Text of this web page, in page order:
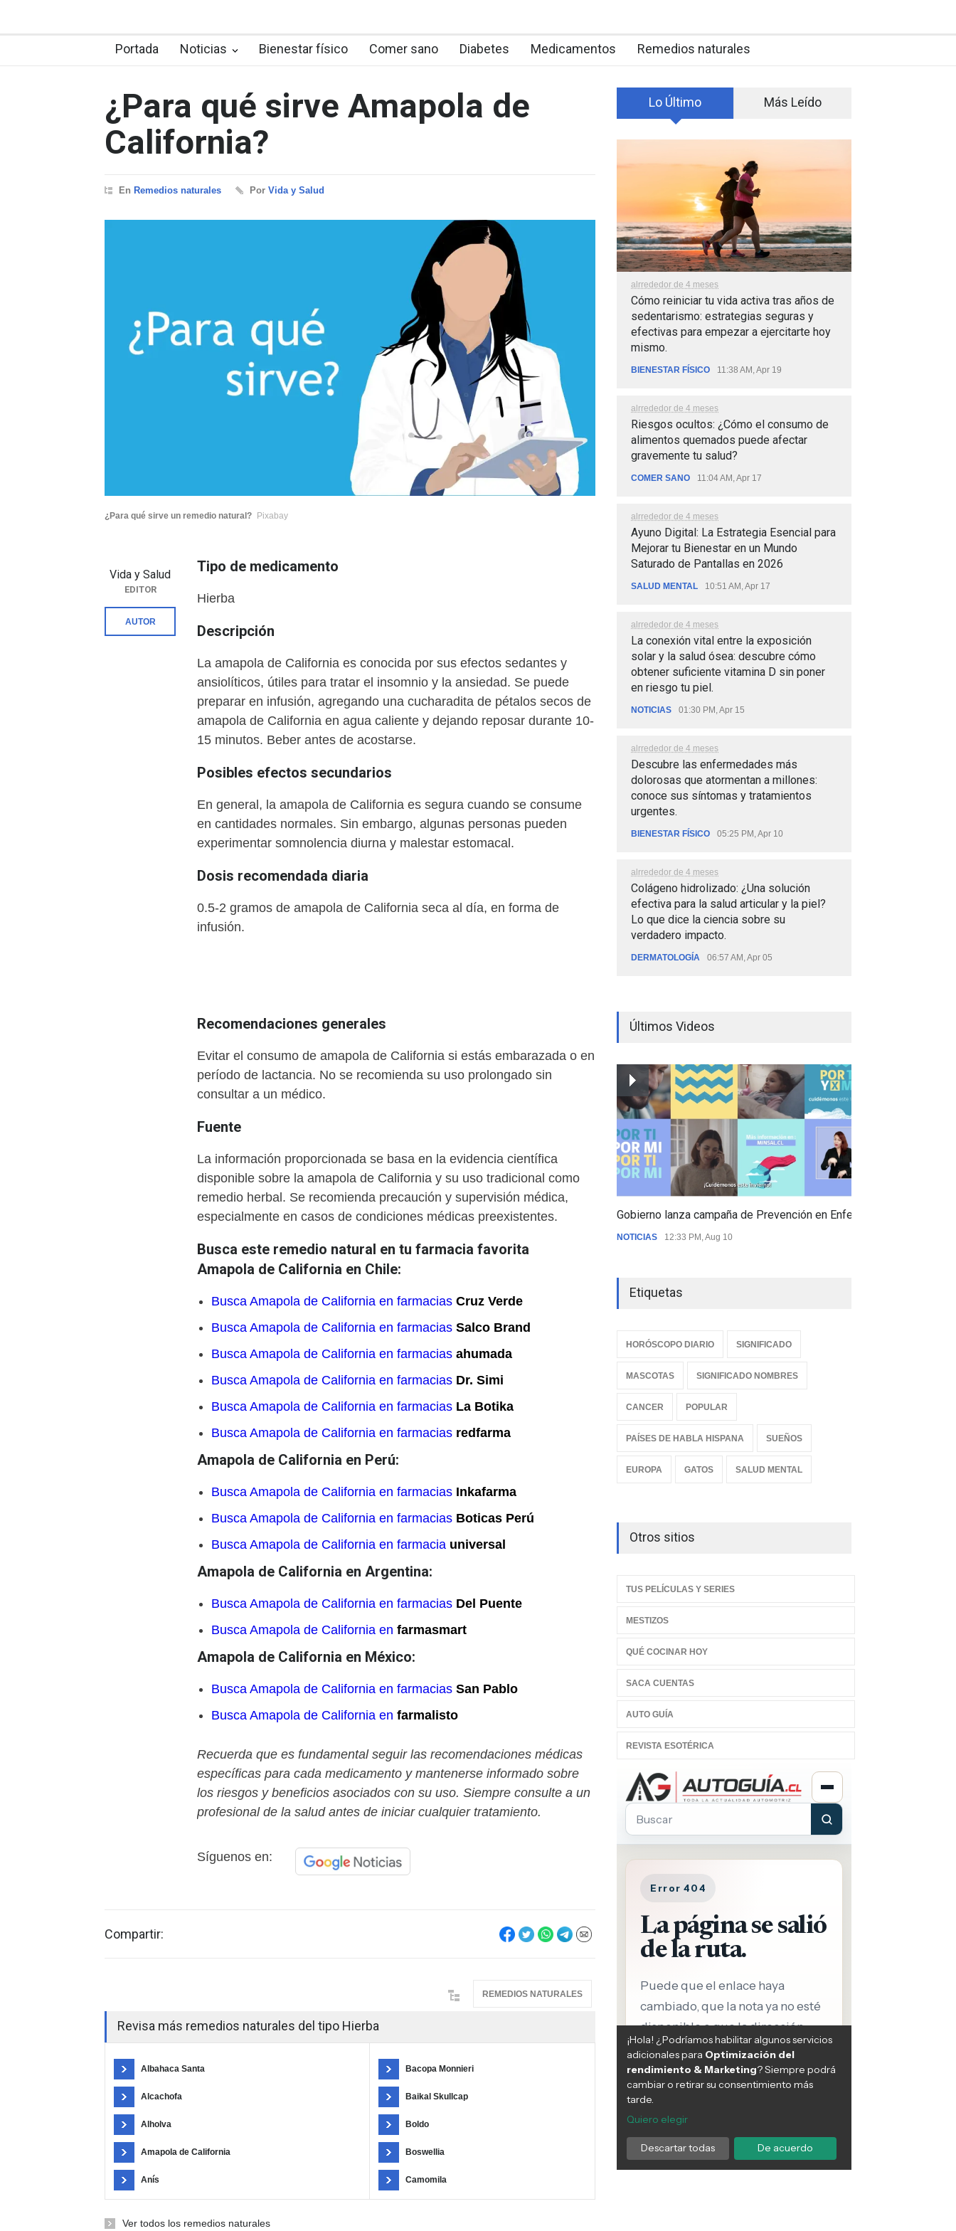
Portada Noticias Bienestar físico Comer sano Diabetes Medicamentos Remedios naturales
¿Para qué sirve Amapola de
California?
En Remedios naturales Por Vida y Salud
¿Para qué sirve un remedio natural? Pixabay
Tipo de medicamento
Hierba
Descripción
La amapola de California es conocida por sus efectos sedantes y
ansiolíticos, útiles para tratar el insomnio y la ansiedad. Se puede
preparar en infusión, agregando una cucharadita de pétalos secos de
amapola de California en agua caliente y dejando reposar durante 10-
15 minutos. Beber antes de acostarse.
Posibles efectos secundarios
En general, la amapola de California es segura cuando se consume
en cantidades normales. Sin embargo, algunas personas pueden
experimentar somnolencia diurna y malestar estomacal.
Dosis recomendada diaria
0.5-2 gramos de amapola de California seca al día, en forma de
infusión.
Recomendaciones generales
Evitar el consumo de amapola de California si estás embarazada o en
período de lactancia. No se recomienda su uso prolongado sin
consultar a un médico.
Fuente
La información proporcionada se basa en la evidencia científica
disponible sobre la amapola de California y su uso tradicional como
remedio herbal. Se recomienda precaución y supervisión médica,
especialmente en casos de condiciones médicas preexistentes.
Busca este remedio natural en tu farmacia favorita
Amapola de California en Chile:
Busca Amapola de California en farmacias Cruz Verde
Busca Amapola de California en farmacias Salco Brand
Busca Amapola de California en farmacias ahumada
Busca Amapola de California en farmacias Dr. Simi
Busca Amapola de California en farmacias La Botika
Busca Amapola de California en farmacias redfarma
Amapola de California en Perú:
Busca Amapola de California en farmacias Inkafarma
Busca Amapola de California en farmacias Boticas Perú
Busca Amapola de California en farmacia universal
Amapola de California en Argentina:
Busca Amapola de California en farmacias Del Puente
Busca Amapola de California en farmasmart
Amapola de California en México:
Busca Amapola de California en farmacias San Pablo
Busca Amapola de California en farmalisto
Recuerda que es fundamental seguir las recomendaciones médicas
específicas para cada medicamento y mantenerse informado sobre
los riesgos y beneficios asociados con su uso. Siempre consulte a un
profesional de la salud antes de iniciar cualquier tratamiento.
Síguenos en:
Vida y Salud
EDITOR
AUTOR
Compartir:
REMEDIOS NATURALES
Revisa más remedios naturales del tipo Hierba
Albahaca Santa
Alcachofa
Alholva
Amapola de California
Anís
Bacopa Monnieri
Baikal Skullcap
Boldo
Boswellia
Camomila
Ver todos los remedios naturales
Lo Último Más Leído
alrrededor de 4 meses
Cómo reiniciar tu vida activa tras años de
sedentarismo: estrategias seguras y
efectivas para empezar a ejercitarte hoy
mismo.
BIENESTAR FÍSICO 11:38 AM, Apr 19
alrrededor de 4 meses
Riesgos ocultos: ¿Cómo el consumo de
alimentos quemados puede afectar
gravemente tu salud?
COMER SANO 11:04 AM, Apr 17
alrrededor de 4 meses
Ayuno Digital: La Estrategia Esencial para
Mejorar tu Bienestar en un Mundo
Saturado de Pantallas en 2026
SALUD MENTAL 10:51 AM, Apr 17
alrrededor de 4 meses
La conexión vital entre la exposición
solar y la salud ósea: descubre cómo
obtener suficiente vitamina D sin poner
en riesgo tu piel.
NOTICIAS 01:30 PM, Apr 15
alrrededor de 4 meses
Descubre las enfermedades más
dolorosas que atormentan a millones:
conoce sus síntomas y tratamientos
urgentes.
BIENESTAR FÍSICO 05:25 PM, Apr 10
alrrededor de 4 meses
Colágeno hidrolizado: ¿Una solución
efectiva para la salud articular y la piel?
Lo que dice la ciencia sobre su
verdadero impacto.
DERMATOLOGÍA 06:57 AM, Apr 05
Últimos Videos
Gobierno lanza campaña de Prevención en Enfermedades
NOTICIAS 12:33 PM, Aug 10
Etiquetas
HORÓSCOPO DIARIO SIGNIFICADO
MASCOTAS SIGNIFICADO NOMBRES
CANCER POPULAR
PAÍSES DE HABLA HISPANA SUEÑOS
EUROPA GATOS SALUD MENTAL
Otros sitios
TUS PELÍCULAS Y SERIES
MESTIZOS
QUÉ COCINAR HOY
SACA CUENTAS
AUTO GUÍA
REVISTA ESOTÉRICA